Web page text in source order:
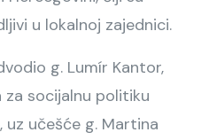
u lokalnoj zajednici.
g. Lumír Kantor,
socijalnu politiku
uz učešće g. Martina